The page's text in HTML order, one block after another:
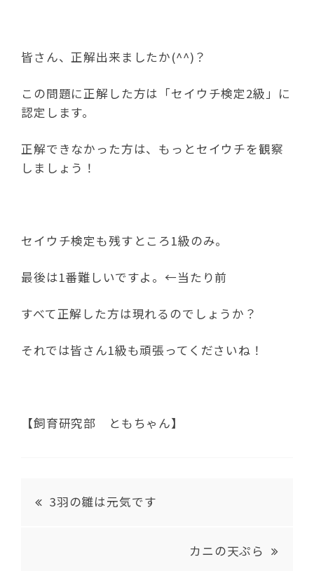
皆さん、正解出来ましたか(^^)？
この問題に正解した方は「セイウチ検定2級」に
認定します。
正解できなかった方は、もっとセイウチを観察
しましょう！
セイウチ検定も残すところ1級のみ。
最後は1番難しいですよ。←当たり前
すべて正解した方は現れるのでしょうか？
それでは皆さん1級も頑張ってくださいね！
【飼育研究部 ともちゃん】
3羽の雛は元気です
カニの天ぷら